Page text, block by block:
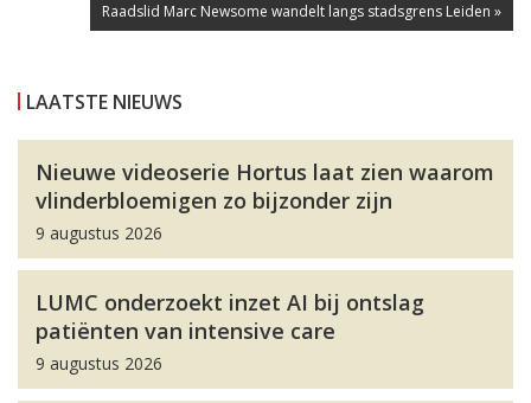
Raadslid Marc Newsome wandelt langs stadsgrens Leiden »
LAATSTE NIEUWS
Nieuwe videoserie Hortus laat zien waarom
vlinderbloemigen zo bijzonder zijn
9 augustus 2026
LUMC onderzoekt inzet AI bij ontslag
patiënten van intensive care
9 augustus 2026